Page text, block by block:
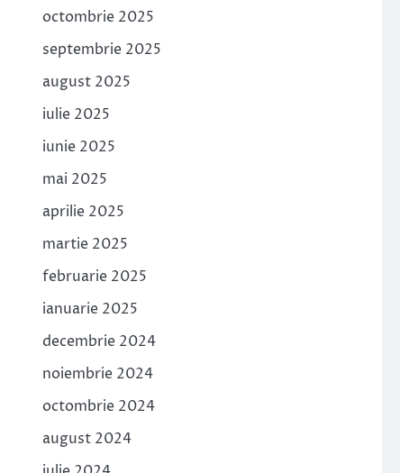
octombrie 2025
septembrie 2025
august 2025
iulie 2025
iunie 2025
mai 2025
aprilie 2025
martie 2025
februarie 2025
ianuarie 2025
decembrie 2024
noiembrie 2024
octombrie 2024
august 2024